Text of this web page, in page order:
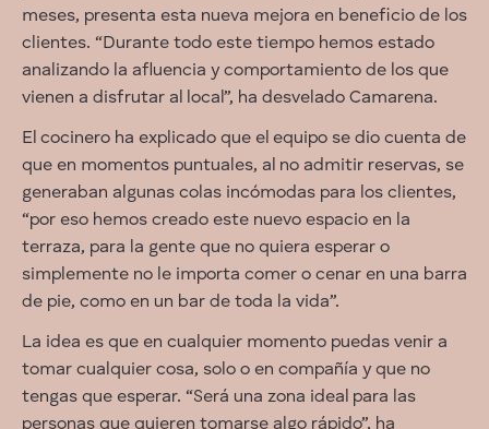
meses, presenta esta nueva mejora en beneficio de los
clientes. “Durante todo este tiempo hemos estado
analizando la afluencia y comportamiento de los que
vienen a disfrutar al local”, ha desvelado Camarena.
El cocinero ha explicado que el equipo se dio cuenta de
que en momentos puntuales, al no admitir reservas, se
generaban algunas colas incómodas para los clientes,
“por eso hemos creado este nuevo espacio en la
terraza, para la gente que no quiera esperar o
simplemente no le importa comer o cenar en una barra
de pie, como en un bar de toda la vida”.
La idea es que en cualquier momento puedas venir a
tomar cualquier cosa, solo o en compañía y que no
tengas que esperar. “Será una zona ideal para las
personas que quieren tomarse algo rápido”, ha